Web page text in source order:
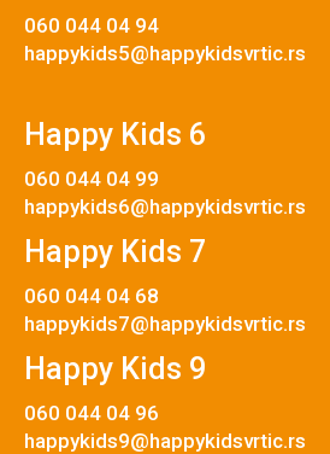
060 044 04 94
happykids5@happykidsvrtic.rs
Happy Kids 6
060 044 04 99
happykids6@happykidsvrtic.rs
Happy Kids 7
060 044 04 68
happykids7@happykidsvrtic.rs
Happy Kids 9
060 044 04 96
happykids9@happykidsvrtic.rs